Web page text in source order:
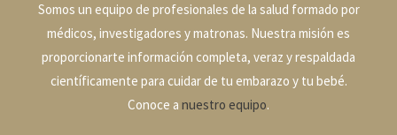
Somos un equipo de profesionales de la salud formado por
médicos, investigadores y matronas. Nuestra misión es
proporcionarte información completa, veraz y respaldada
científicamente para cuidar de tu embarazo y tu bebé.
Conoce a nuestro equipo.